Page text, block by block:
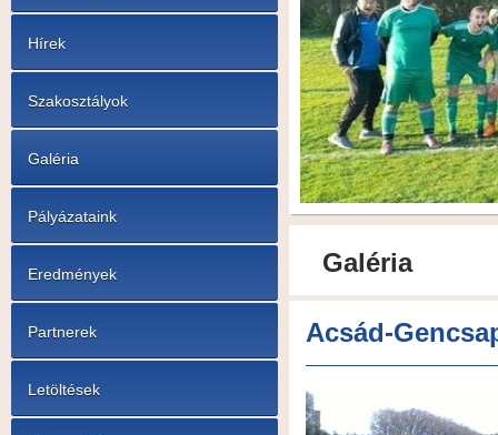
Hírek
Szakosztályok
Galéria
Pályázataink
Eredmények
Partnerek
Letöltések
Galéria
Acsád-